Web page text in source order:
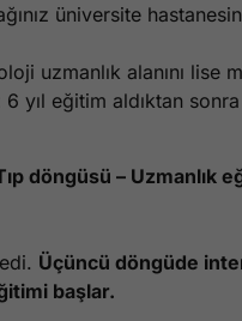
üniversite
uzmanlık alanını lise
yıl eğitim aldıktan
döngüsü – Uzmanlık
Üçüncü döngüde
başlar.